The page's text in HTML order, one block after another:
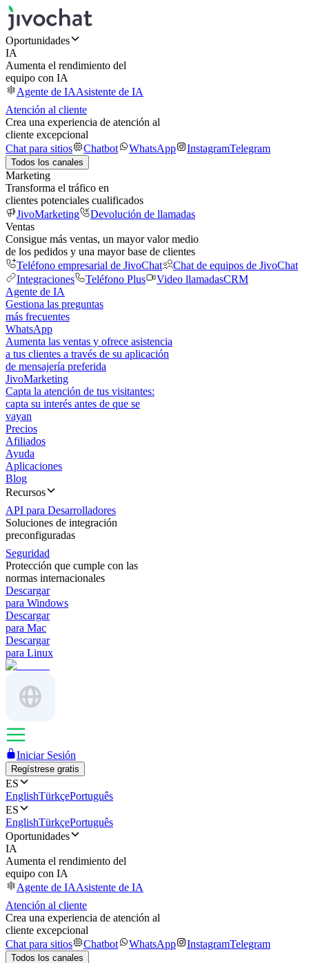
Oportunidades
IA
Aumenta el rendimiento del
equipo con IA
Agente de IAAsistente de IA
Atención al cliente
Crea una experiencia de atención al
cliente excepcional
Chat para sitios
Chatbot WhatsApp InstagramTelegram
Todos los canales
Marketing
Transforma el tráfico en
clientes potenciales cualificados
JivoMarketing
Devolución de llamadas
Ventas
Consigue más ventas, un mayor valor medio
de los pedidos y una mayor base de clientes
Teléfono empresarial de JivoChat
Chat de equipos de JivoChat
Integraciones
Teléfono Plus Video llamadasCRM
Agente de IA
Gestiona las preguntas
más frecuentes
WhatsApp
Aumenta las ventas y ofrece asistencia
a tus clientes a través de su aplicación
de mensajería preferida
JivoMarketing
Capta la atención de tus visitantes:
capta su interés antes de que se
vayan
Precios
Afiliados
Ayuda
Aplicaciones
Blog
Recursos
API para Desarrolladores
Soluciones de integración
preconfiguradas
Seguridad
Protección que cumple con las
normas internacionales
Descargar
para Windows
Descargar
para Mac
Descargar
para Linux
Iniciar Sesión
Regístrese gratis
ES
EnglishTürkçePortuguês
ES
EnglishTürkçePortuguês
Oportunidades
IA
Aumenta el rendimiento del
equipo con IA
Agente de IAAsistente de IA
Atención al cliente
Crea una experiencia de atención al
cliente excepcional
Chat para sitios
Chatbot WhatsApp InstagramTelegram
Todos los canales